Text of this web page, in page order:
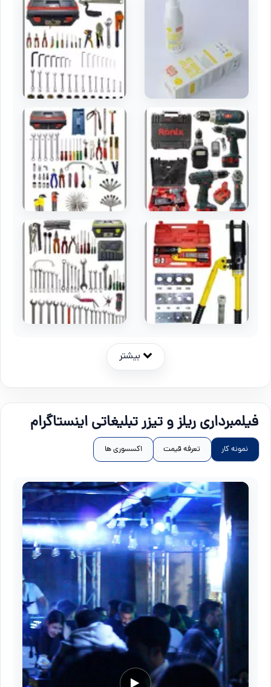
بیشتر
فیلمبرداری ریلز و تیزر تبلیغاتی اینستاگرام
نمونه کار تعرفه قیمت اکسسوری ها